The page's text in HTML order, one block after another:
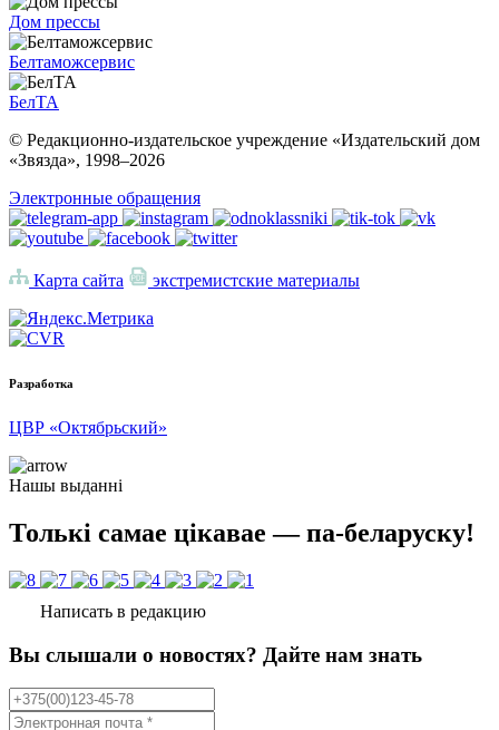
Дом прессы
Белтаможсервис
БелТА
© Редакционно-издательское учреждение «Издательский дом
«Звязда», 1998–2026
Электронные обращения
Карта сайта экстремистские материалы
Разработка
ЦВР «Октябрьский»
Нашы выданні
Толькі самае цікавае — па-беларуску!
Написать в редакцию
Вы слышали о новостях? Дайте нам знать